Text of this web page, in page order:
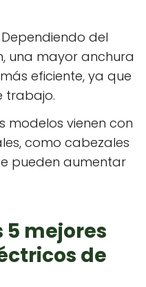
Dependiendo del
una mayor anchura
eficiente, ya que
trabajo.
modelos vienen con
como cabezales
pueden aumentar
5 mejores
de